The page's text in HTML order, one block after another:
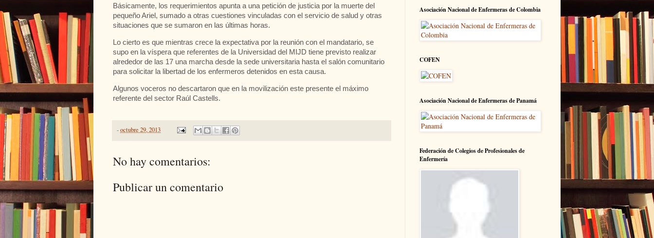
Básicamente, los requerimientos apunta a una petición de justicia por la muerte del
pequeño Ariel, sumado a otras cuestiones vinculadas con el servicio de salud y otras
situaciones que se sumaron en las últimas horas.
Lo cierto es que mientras crece la expectativa por la reunión con el mandatario, se
supo en la víspera que referentes de la Universidad del MIJD tiene previsto realizar
alrededor de las 17 una marcha desde la sede universitaria hasta el salón comunitario
para solicitar la libertad de los enfermeros detenidos en esta causa.
Algunos voceros no descartaron que en la movilización este presente el máximo
referente del sector Raúl Castells.
-octubre 29, 2013
No hay comentarios:
Publicar un comentario
Asociación Nacional de Enfermeras de Colombia
COFEN
Asociación Nacional de Enfermeras de Panamá
Federación de Colegios de Profesionales de
Enfermería